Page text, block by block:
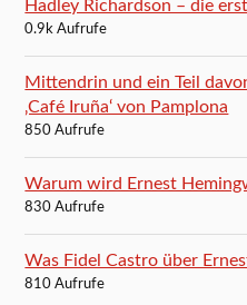
Hadley Richardson – die
0.9k Aufrufe
Mittendrin und ein Teil
‚Café Iruña‘ von Pamplona
850 Aufrufe
Warum wird Ernest
830 Aufrufe
Was Fidel Castro über
810 Aufrufe